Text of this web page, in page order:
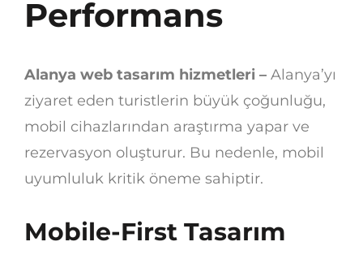
Performans
Alanya web tasarım hizmetleri – Alanya’yı
ziyaret eden turistlerin büyük çoğunluğu,
mobil cihazlarından araştırma yapar ve
rezervasyon oluşturur. Bu nedenle, mobil
uyumluluk kritik öneme sahiptir.
Mobile-First Tasarım